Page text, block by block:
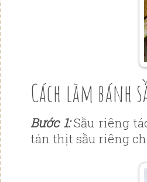
Cách làm bánh
Bước 1:Sầu riêng
tán thịt sầu riêng